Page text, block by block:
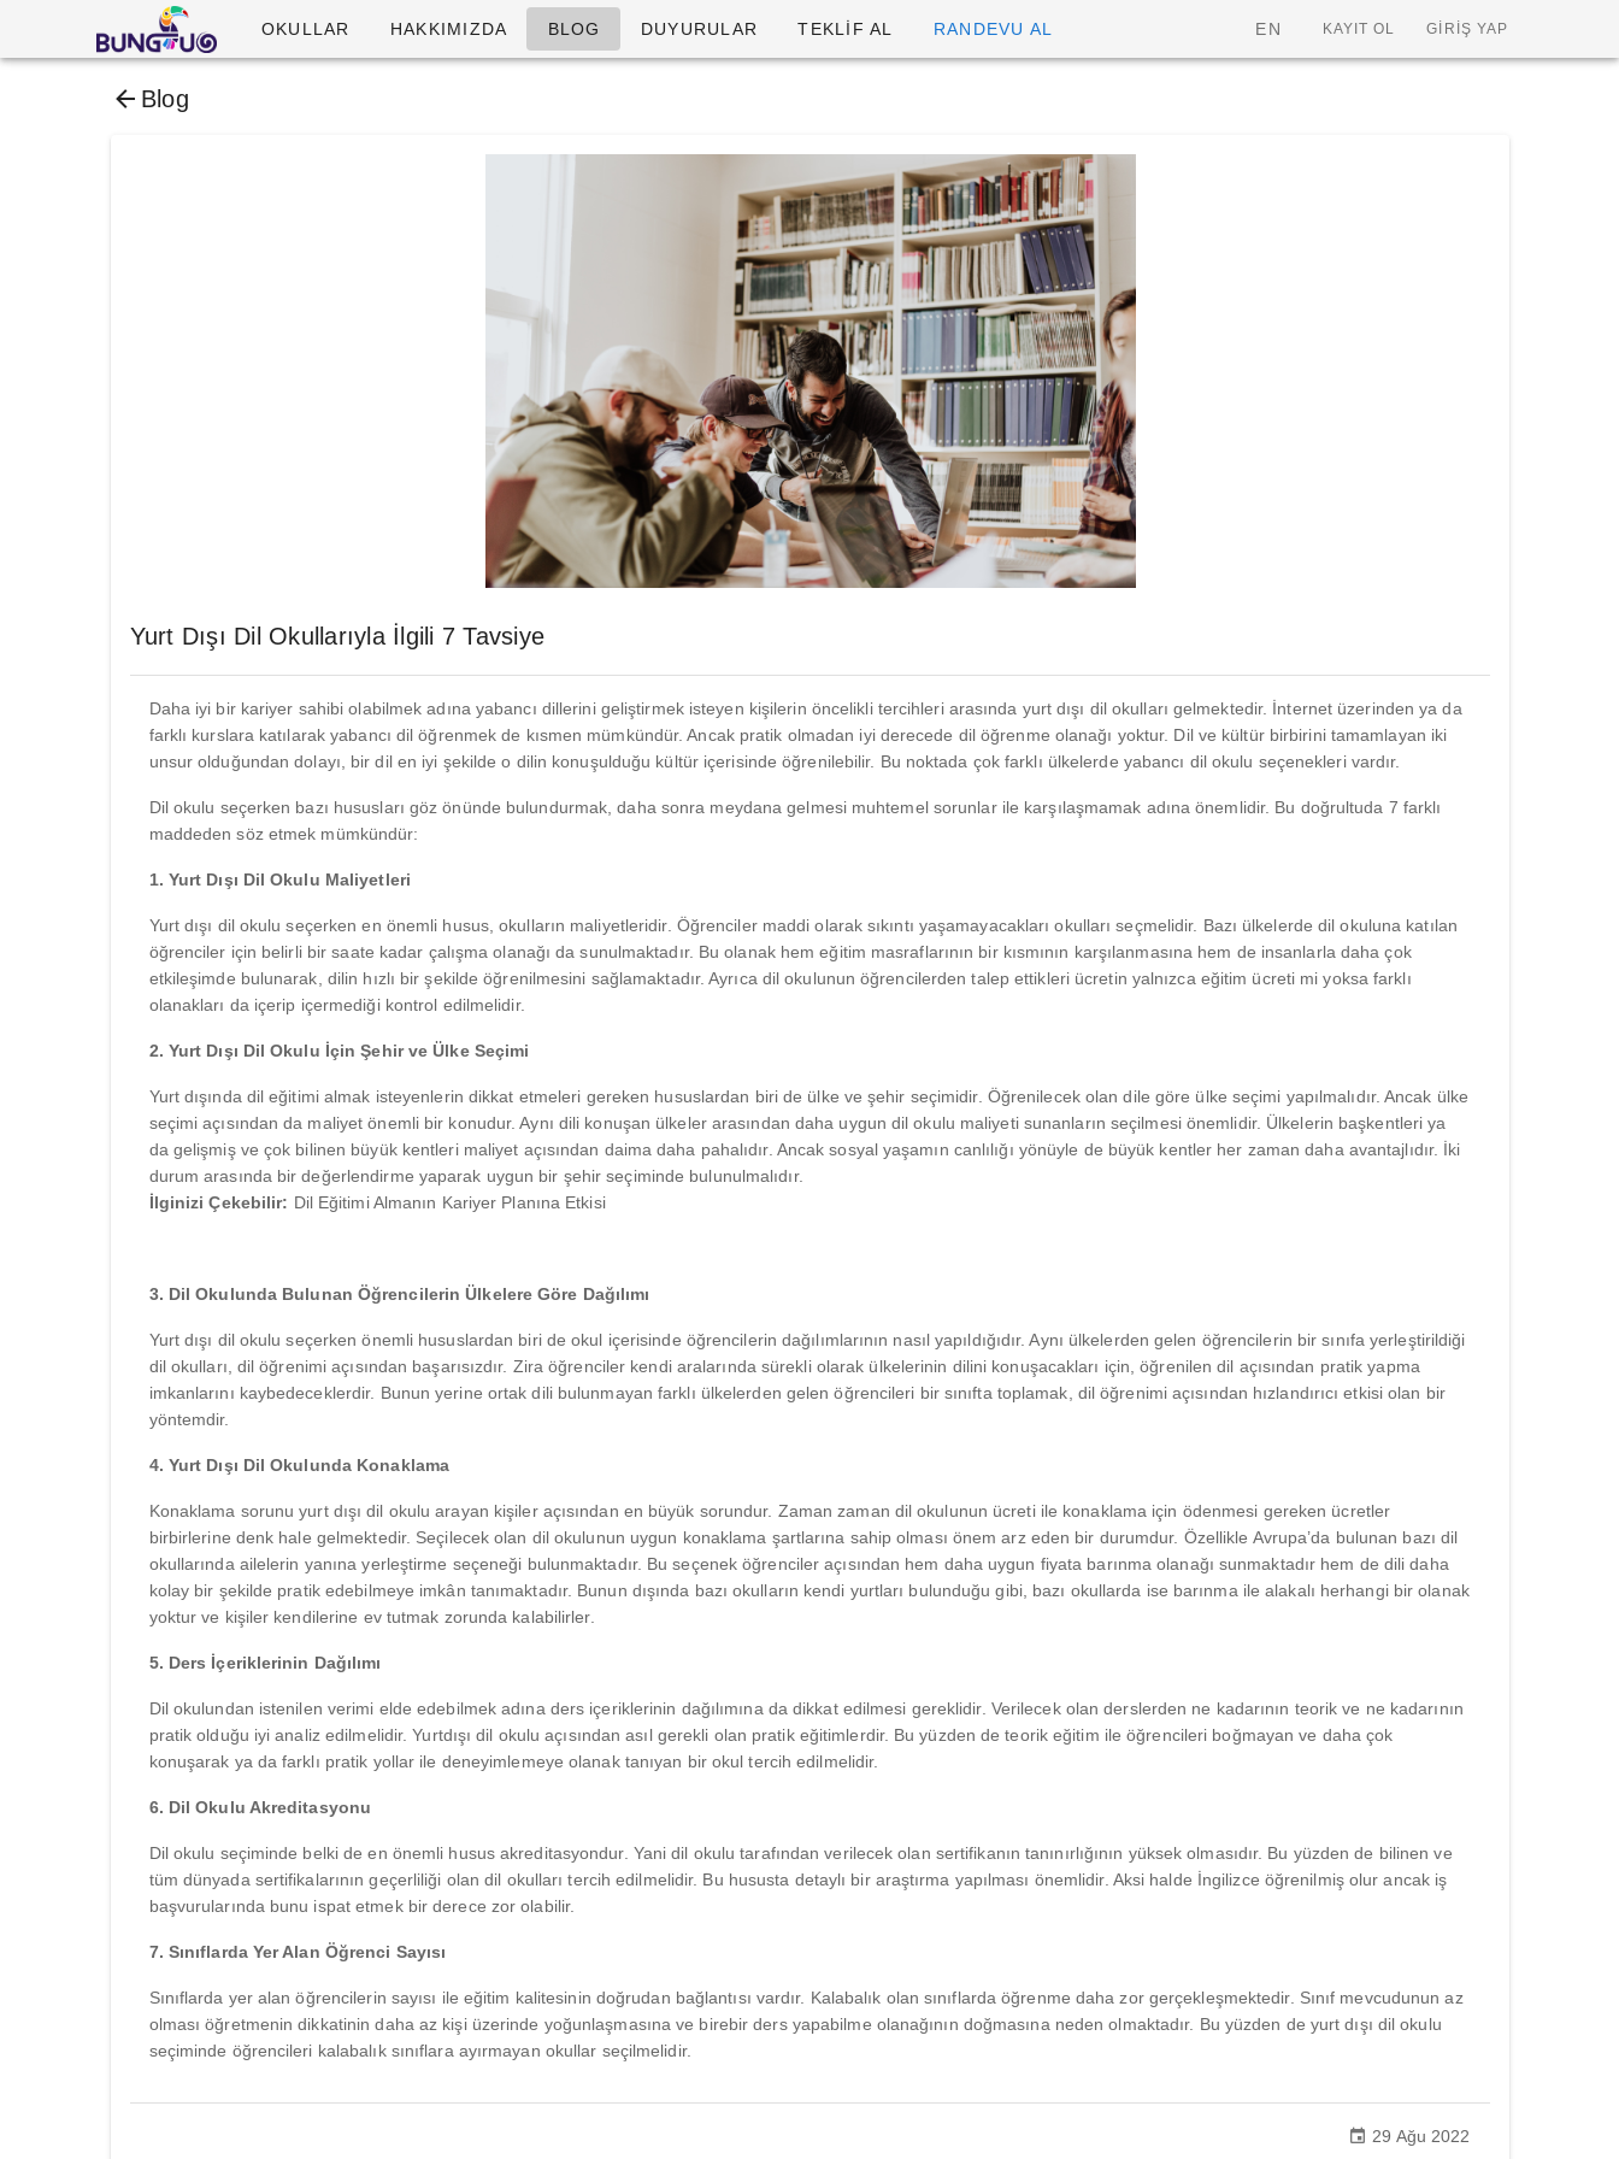
OKULLAR HAKKIMIZDA BLOG DUYURULAR TEKLİF AL RANDEVU AL EN KAYIT OL GİRİŞ YAP
Blog
Yurt Dışı Dil Okullarıyla İlgili 7 Tavsiye
Daha iyi bir kariyer sahibi olabilmek adına yabancı dillerini geliştirmek isteyen kişilerin öncelikli tercihleri arasında yurt dışı dil okulları gelmektedir. İnternet üzerinden ya da
farklı kurslara katılarak yabancı dil öğrenmek de kısmen mümkündür. Ancak pratik olmadan iyi derecede dil öğrenme olanağı yoktur. Dil ve kültür birbirini tamamlayan iki
unsur olduğundan dolayı, bir dil en iyi şekilde o dilin konuşulduğu kültür içerisinde öğrenilebilir. Bu noktada çok farklı ülkelerde yabancı dil okulu seçenekleri vardır.
Dil okulu seçerken bazı hususları göz önünde bulundurmak, daha sonra meydana gelmesi muhtemel sorunlar ile karşılaşmamak adına önemlidir. Bu doğrultuda 7 farklı
maddeden söz etmek mümkündür:
1. Yurt Dışı Dil Okulu Maliyetleri
Yurt dışı dil okulu seçerken en önemli husus, okulların maliyetleridir. Öğrenciler maddi olarak sıkıntı yaşamayacakları okulları seçmelidir. Bazı ülkelerde dil okuluna katılan
öğrenciler için belirli bir saate kadar çalışma olanağı da sunulmaktadır. Bu olanak hem eğitim masraflarının bir kısmının karşılanmasına hem de insanlarla daha çok
etkileşimde bulunarak, dilin hızlı bir şekilde öğrenilmesini sağlamaktadır. Ayrıca dil okulunun öğrencilerden talep ettikleri ücretin yalnızca eğitim ücreti mi yoksa farklı
olanakları da içerip içermediği kontrol edilmelidir.
2. Yurt Dışı Dil Okulu İçin Şehir ve Ülke Seçimi
Yurt dışında dil eğitimi almak isteyenlerin dikkat etmeleri gereken hususlardan biri de ülke ve şehir seçimidir. Öğrenilecek olan dile göre ülke seçimi yapılmalıdır. Ancak ülke
seçimi açısından da maliyet önemli bir konudur. Aynı dili konuşan ülkeler arasından daha uygun dil okulu maliyeti sunanların seçilmesi önemlidir. Ülkelerin başkentleri ya
da gelişmiş ve çok bilinen büyük kentleri maliyet açısından daima daha pahalıdır. Ancak sosyal yaşamın canlılığı yönüyle de büyük kentler her zaman daha avantajlıdır. İki
durum arasında bir değerlendirme yaparak uygun bir şehir seçiminde bulunulmalıdır.
İlginizi Çekebilir: Dil Eğitimi Almanın Kariyer Planına Etkisi
3. Dil Okulunda Bulunan Öğrencilerin Ülkelere Göre Dağılımı
Yurt dışı dil okulu seçerken önemli hususlardan biri de okul içerisinde öğrencilerin dağılımlarının nasıl yapıldığıdır. Aynı ülkelerden gelen öğrencilerin bir sınıfa yerleştirildiği
dil okulları, dil öğrenimi açısından başarısızdır. Zira öğrenciler kendi aralarında sürekli olarak ülkelerinin dilini konuşacakları için, öğrenilen dil açısından pratik yapma
imkanlarını kaybedeceklerdir. Bunun yerine ortak dili bulunmayan farklı ülkelerden gelen öğrencileri bir sınıfta toplamak, dil öğrenimi açısından hızlandırıcı etkisi olan bir
yöntemdir.
4. Yurt Dışı Dil Okulunda Konaklama
Konaklama sorunu yurt dışı dil okulu arayan kişiler açısından en büyük sorundur. Zaman zaman dil okulunun ücreti ile konaklama için ödenmesi gereken ücretler
birbirlerine denk hale gelmektedir. Seçilecek olan dil okulunun uygun konaklama şartlarına sahip olması önem arz eden bir durumdur. Özellikle Avrupa’da bulunan bazı dil
okullarında ailelerin yanına yerleştirme seçeneği bulunmaktadır. Bu seçenek öğrenciler açısından hem daha uygun fiyata barınma olanağı sunmaktadır hem de dili daha
kolay bir şekilde pratik edebilmeye imkân tanımaktadır. Bunun dışında bazı okulların kendi yurtları bulunduğu gibi, bazı okullarda ise barınma ile alakalı herhangi bir olanak
yoktur ve kişiler kendilerine ev tutmak zorunda kalabilirler.
5. Ders İçeriklerinin Dağılımı
Dil okulundan istenilen verimi elde edebilmek adına ders içeriklerinin dağılımına da dikkat edilmesi gereklidir. Verilecek olan derslerden ne kadarının teorik ve ne kadarının
pratik olduğu iyi analiz edilmelidir. Yurtdışı dil okulu açısından asıl gerekli olan pratik eğitimlerdir. Bu yüzden de teorik eğitim ile öğrencileri boğmayan ve daha çok
konuşarak ya da farklı pratik yollar ile deneyimlemeye olanak tanıyan bir okul tercih edilmelidir.
6. Dil Okulu Akreditasyonu
Dil okulu seçiminde belki de en önemli husus akreditasyondur. Yani dil okulu tarafından verilecek olan sertifikanın tanınırlığının yüksek olmasıdır. Bu yüzden de bilinen ve
tüm dünyada sertifikalarının geçerliliği olan dil okulları tercih edilmelidir. Bu hususta detaylı bir araştırma yapılması önemlidir. Aksi halde İngilizce öğrenilmiş olur ancak iş
başvurularında bunu ispat etmek bir derece zor olabilir.
7. Sınıflarda Yer Alan Öğrenci Sayısı
Sınıflarda yer alan öğrencilerin sayısı ile eğitim kalitesinin doğrudan bağlantısı vardır. Kalabalık olan sınıflarda öğrenme daha zor gerçekleşmektedir. Sınıf mevcudunun az
olması öğretmenin dikkatinin daha az kişi üzerinde yoğunlaşmasına ve birebir ders yapabilme olanağının doğmasına neden olmaktadır. Bu yüzden de yurt dışı dil okulu
seçiminde öğrencileri kalabalık sınıflara ayırmayan okullar seçilmelidir.
29 Ağu 2022